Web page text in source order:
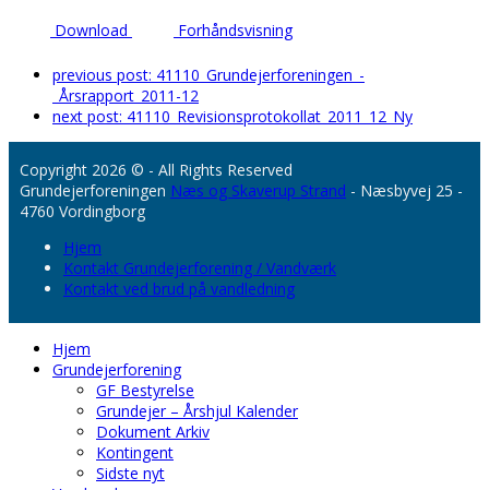
Download Forhåndsvisning
previous post: 41110_Grundejerforeningen_-
_Årsrapport_2011-12
next post: 41110_Revisionsprotokollat_2011_12_Ny
Copyright 2026 © - All Rights Reserved
Grundejerforeningen Næs og Skaverup Strand - Næsbyvej 25 -
4760 Vordingborg
Hjem
Kontakt Grundejerforening / Vandværk
Kontakt ved brud på vandledning
Hjem
Grundejerforening
GF Bestyrelse
Grundejer – Årshjul Kalender
Dokument Arkiv
Kontingent
Sidste nyt